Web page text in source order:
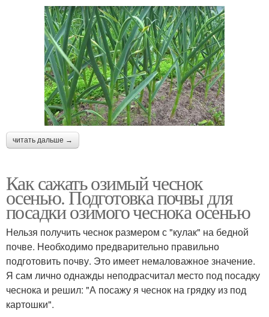
читать дальше →
Как сажать озимый чеснок
осенью. Подготовка почвы для
посадки озимого чеснока осенью
Нельзя получить чеснок размером с "кулак" на бедной
почве. Необходимо предварительно правильно
подготовить почву. Это имеет немаловажное значение.
Я сам лично однажды неподрасчитал место под посадку
чеснока и решил: "А посажу я чеснок на грядку из под
картошки".